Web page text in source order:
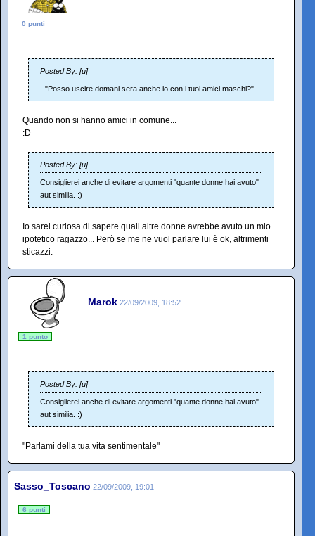
0 punti
Posted By: [u]
- "Posso uscire domani sera anche io con i tuoi amici maschi?"
Quando non si hanno amici in comune...
:D
Posted By: [u]
Consiglierei anche di evitare argomenti "quante donne hai avuto"
aut similia. :)
Io sarei curiosa di sapere quali altre donne avrebbe avuto un mio
ipotetico ragazzo... Però se me ne vuol parlare lui è ok, altrimenti
sticazzi.
Marok 22/09/2009, 18:52
1 punto
Posted By: [u]
Consiglierei anche di evitare argomenti "quante donne hai avuto"
aut similia. :)
"Parlami della tua vita sentimentale"
Sasso_Toscano 22/09/2009, 19:01
6 punti